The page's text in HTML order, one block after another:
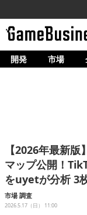
ホーム
企業動向
人材育成
産業政策
開発 市場
【2026年最新
マップ公開！
をuyetが分析 3
市場 調査
2026.5.17（日） 11:00